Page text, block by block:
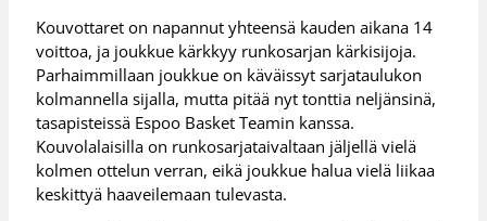
Kouvottaret on napannut yhteensä kauden aikana 14
voittoa, ja joukkue kärkkyy runkosarjan kärkisijoja.
Parhaimmillaan joukkue on käväissyt sarjataulukon
kolmannella sijalla, mutta pitää nyt tonttia neljänsinä,
tasapisteissä Espoo Basket Teamin kanssa.
Kouvolalaisilla on runkosarjataivaltaan jäljellä vielä
kolmen ottelun verran, eikä joukkue halua vielä liikaa
keskittyä haaveilemaan tulevasta.